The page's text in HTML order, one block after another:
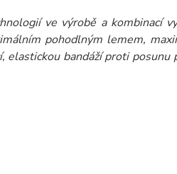
ve výrobě a kombinací
pohodlným lemem,
bandáží proti posunu